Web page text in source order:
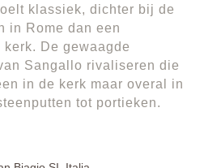
klassiek, dichter bij de
in Rome dan een
kerk. De gewaagde
Sangallo rivaliseren die
in de kerk maar overal in
tot portieken.